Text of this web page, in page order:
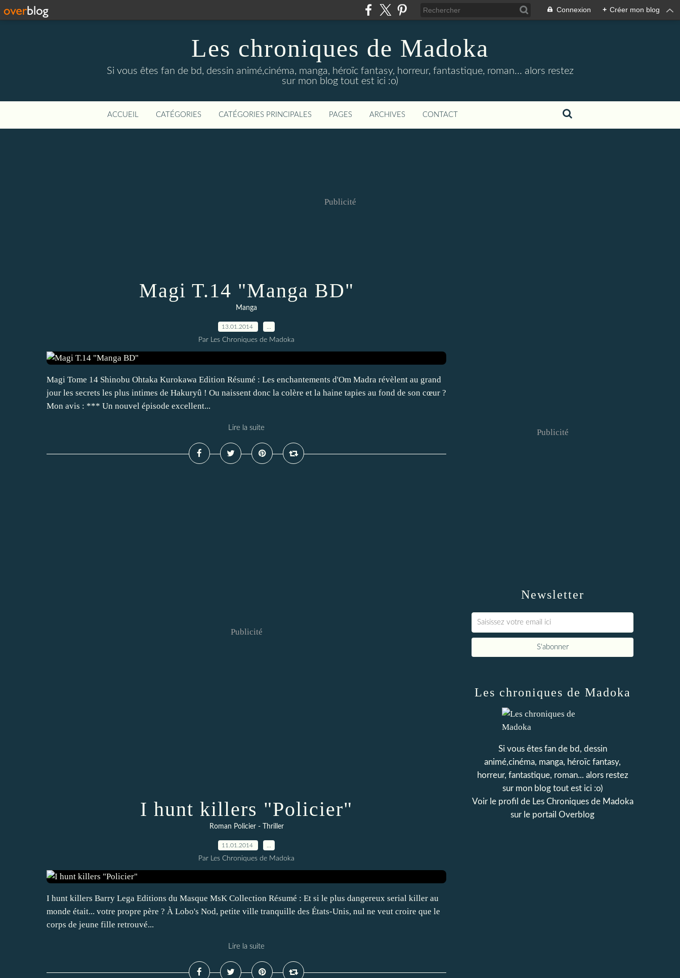
Connexion + Créer mon blog
Les chroniques de Madoka
Si vous êtes fan de bd, dessin animé,cinéma, manga, héroïc fantasy, horreur, fantastique, roman... alors restez
sur mon blog tout est ici :o)
ACCUEIL CATÉGORIES CATÉGORIES PRINCIPALES PAGES ARCHIVES CONTACT
Publicité
Magi T.14 "Manga BD"
Manga
13.01.2014
Par Les Chroniques de Madoka
Magi Tome 14 Shinobu Ohtaka Kurokawa Edition Résumé : Les enchantements d'Om Madra révèlent au grand
jour les secrets les plus intimes de Hakuryû ! Ou naissent donc la colère et la haine tapies au fond de son cœur ?
Mon avis : *** Un nouvel épisode excellent...
Lire la suite
Publicité
I hunt killers "Policier"
Roman Policier - Thriller
11.01.2014
Par Les Chroniques de Madoka
I hunt killers Barry Lega Editions du Masque MsK Collection Résumé : Et si le plus dangereux serial killer au
monde était... votre propre père ? À Lobo's Nod, petite ville tranquille des États-Unis, nul ne veut croire que le
corps de jeune fille retrouvé...
Lire la suite
Newsletter
Publicité
Les chroniques de Madoka
Si vous êtes fan de bd, dessin
animé,cinéma, manga, héroïc fantasy,
horreur, fantastique, roman... alors restez
sur mon blog tout est ici :o)
Voir le profil de Les Chroniques de Madoka
sur le portail Overblog